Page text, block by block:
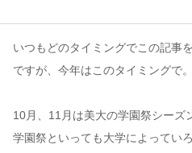
いつもどのタイミングでこの記事
ですが、今年はこのタイミングで。
10月、11月は美大の学園祭シーズ
学園祭といっても大学によってい
コンテンツ
このサイトについて